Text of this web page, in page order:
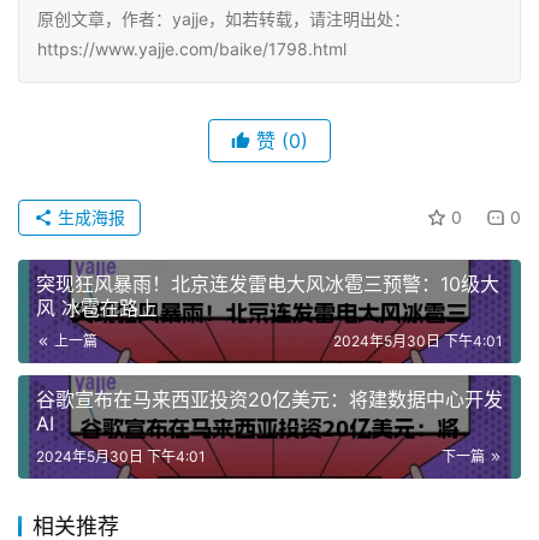
原创文章，作者：yajje，如若转载，请注明出处：
https://www.yajje.com/baike/1798.html
赞 (0)
0 0
生成海报
突现狂风暴雨！北京连发雷电大风冰雹三预警：10级大
风 冰雹在路上
上一篇 2024年5月30日 下午4:01
谷歌宣布在马来西亚投资20亿美元：将建数据中心开发
AI
下一篇
2024年5月30日 下午4:01
相关推荐